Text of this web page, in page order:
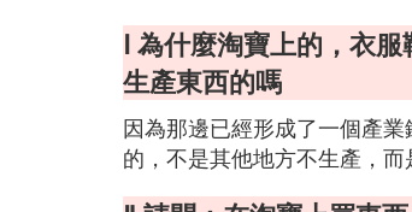
Ⅰ 為什麼淘寶上的，衣
生產東西的嗎
因為那邊已經形成了一個產
的，不是其他地方不生產，